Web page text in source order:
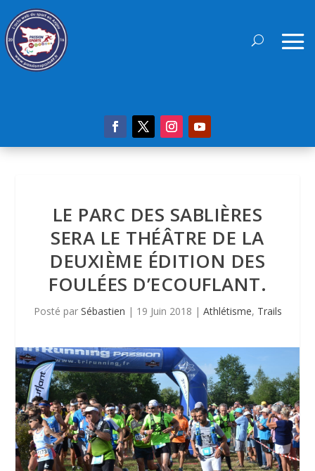
LE PARC DES SABLIÈRES
SERA LE THÉÂTRE DE LA
DEUXIÈME ÉDITION DES
FOULÉES D’ECOUFLANT.
Posté par Sébastien | 19 Juin 2018 | Athlétisme, Trails